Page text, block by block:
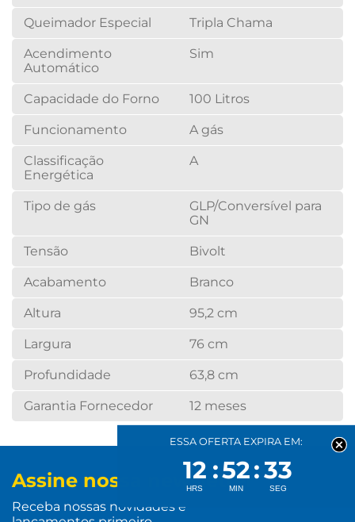
Queimador Especial Tripla Chama
Acendimento
Automático
Sim
Capacidade do Forno 100 Litros
Funcionamento A gás
Classificação
Energética
A
Tipo de gás
GLP/Conversível para
GN
Tensão Bivolt
Acabamento Branco
Altura 95,2 cm
Largura 76 cm
Profundidade 63,8 cm
Garantia Fornecedor 12 meses
Assine nossa newsletter
Receba nossas novidades e
ESSA OFERTA EXPIRA EM:
12 52 32